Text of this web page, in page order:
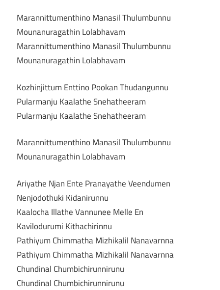
Marannittumenthino Manasil Thulumbunnu
Mounanuragathin Lolabhavam
Marannittumenthino Manasil Thulumbunnu
Mounanuragathin Lolabhavam
Kozhinjittum Enttino Pookan Thudangunnu
Pularmanju Kaalathe Snehatheeram
Pularmanju Kaalathe Snehatheeram
Marannittumenthino Manasil Thulumbunnu
Mounanuragathin Lolabhavam
Ariyathe Njan Ente Pranayathe Veendumen
Nenjodothuki Kidanirunnu
Kaalocha Illathe Vannunee Melle En
Kavilodurumi Kithachirinnu
Pathiyum Chimmatha Mizhikalil Nanavarnna
Pathiyum Chimmatha Mizhikalil Nanavarnna
Chundinal Chumbichirunnirunu
Chundinal Chumbichirunnirunu